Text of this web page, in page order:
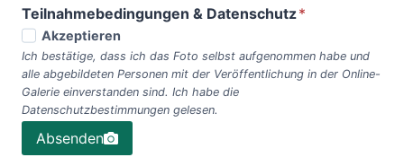
Teilnahmebedingungen & Datenschutz*
Akzeptieren
Ich bestätige, dass ich das Foto selbst aufgenommen habe und
alle abgebildeten Personen mit der Veröffentlichung in der Online-
Galerie einverstanden sind. Ich habe die
Datenschutzbestimmungen gelesen.
Absenden